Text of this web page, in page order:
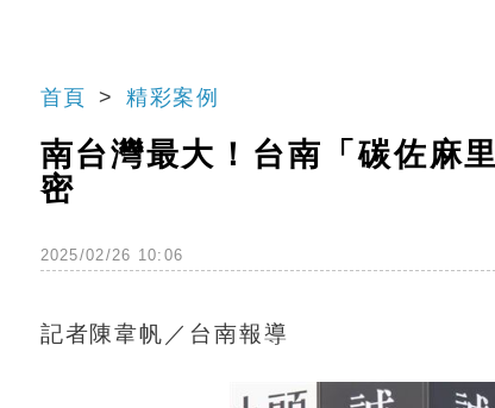
首頁 精彩案例
南台灣最大！台南「碳佐麻
密
2025/02/26 10:06
記者陳韋帆／台南報導